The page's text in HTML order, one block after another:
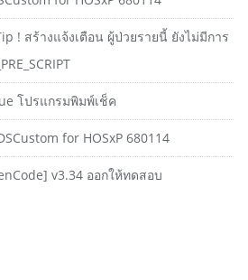
! สร้างแจ้งเตือน ผู้ป่วยรายนี้ ยังไม่มีการ
โปรแกรมพิมพ์เช็ค
for HOSxP 680114
v3.34 ออกให้ทดสอบ